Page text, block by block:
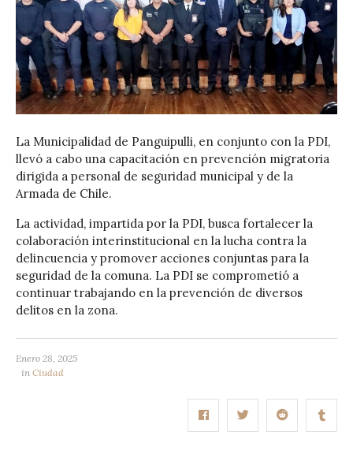
La Municipalidad de Panguipulli, en conjunto con la PDI,
llevó a cabo una capacitación en prevención migratoria
dirigida a personal de seguridad municipal y de la
Armada de Chile.
La actividad, impartida por la PDI, busca fortalecer la
colaboración interinstitucional en la lucha contra la
delincuencia y promover acciones conjuntas para la
seguridad de la comuna. La PDI se comprometió a
continuar trabajando en la prevención de diversos
delitos en la zona.
Enero 28, 2025
in Ciudad